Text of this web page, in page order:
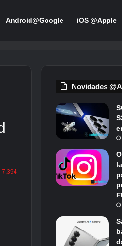
Android@Google iOS @Apple
7,394
Novidades